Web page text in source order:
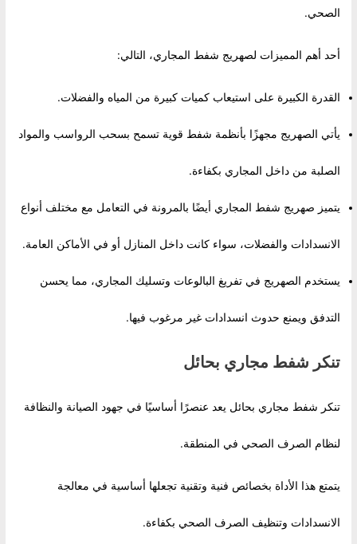
الصحي.
أحد أهم المميزات لصهريج شفط المجاري، التالي:
القدرة الكبيرة على استيعاب كميات كبيرة من المياه والفضلات.
يأتي الصهريج مجهزًا بأنظمة شفط قوية تسمح بسحب الرواسب والمواد
الصلبة من داخل المجاري بكفاءة.
يتميز صهريج شفط المجاري أيضًا بالمرونة في التعامل مع مختلف أنواع
الانسدادات والفضلات، سواء كانت داخل المنازل أو في الأماكن العامة.
يستخدم الصهريج في تفريغ البالوعات وتسليك المجاري، مما يحسن
التدفق ويمنع حدوث انسدادات غير مرغوب فيها.
تنكر شفط مجاري بحائل
تنكر شفط مجاري بحائل يعد عنصرًا أساسيًا في جهود الصيانة والنظافة
لنظام الصرف الصحي في المنطقة.
يتمتع هذا الأداة بخصائص فنية وتقنية تجعلها أساسية في معالجة
الانسدادات وتنظيف الصرف الصحي بكفاءة.